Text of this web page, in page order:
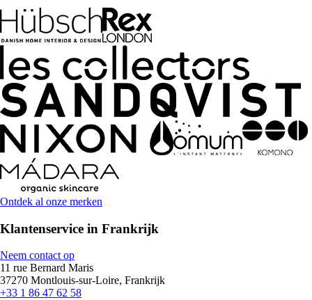
Ontdek al onze merken
Klantenservice in Frankrijk
Neem contact op
11 rue Bernard Maris
37270 Montlouis-sur-Loire, Frankrijk
+33 1 86 47 62 58